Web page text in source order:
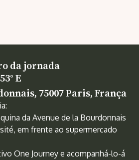
da jornada
E
75007 Paris, França
da Avenue de la Bourdonnais
em frente ao supermercado
One Journey e acompanhá-lo-á